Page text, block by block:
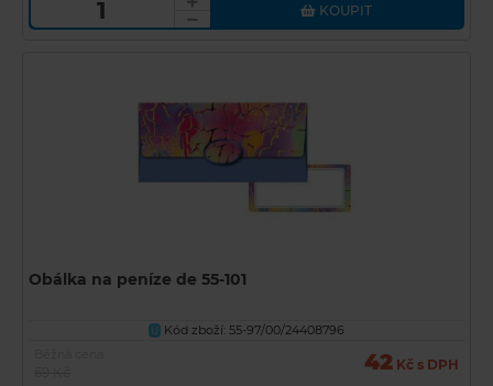
KOUPIT
Obálka na peníze de 55-101
U
Kód zboží: 55-97/00/24408796
42 Kč s DPH